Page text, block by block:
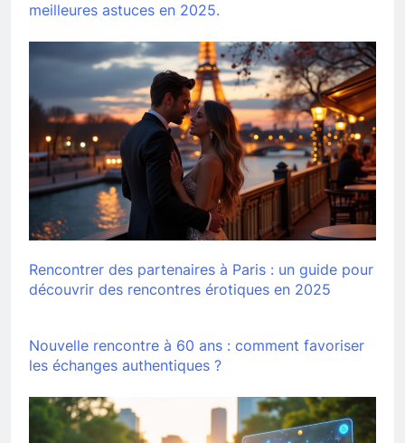
meilleures astuces en 2025.
Rencontrer des partenaires à Paris : un guide pour
découvrir des rencontres érotiques en 2025
Nouvelle rencontre à 60 ans : comment favoriser
les échanges authentiques ?